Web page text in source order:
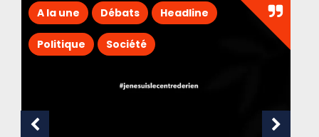
A la une Débats Headline
Politique Société